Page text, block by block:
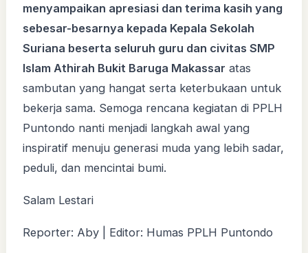
menyampaikan apresiasi dan terima kasih yang
sebesar-besarnya kepada Kepala Sekolah
Suriana beserta seluruh guru dan civitas SMP
Islam Athirah Bukit Baruga Makassar atas
sambutan yang hangat serta keterbukaan untuk
bekerja sama. Semoga rencana kegiatan di PPLH
Puntondo nanti menjadi langkah awal yang
inspiratif menuju generasi muda yang lebih sadar,
peduli, dan mencintai bumi.
Salam Lestari
Reporter: Aby | Editor: Humas PPLH Puntondo